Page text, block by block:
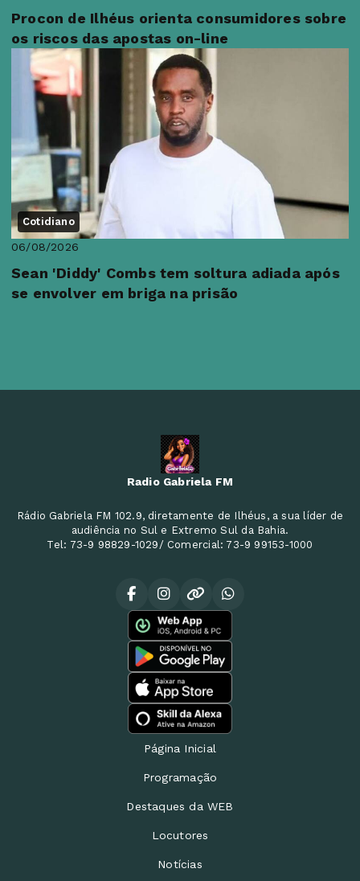
Procon de Ilhéus orienta consumidores sobre
os riscos das apostas on-line
Cotidiano
06/08/2026
Sean 'Diddy' Combs tem soltura adiada após
se envolver em briga na prisão
Radio Gabriela FM
Rádio Gabriela FM 102.9, diretamente de Ilhéus, a sua líder de
audiência no Sul e Extremo Sul da Bahia.
Tel: 73-9 98829-1029/ Comercial: 73-9 99153-1000
Página Inicial
Programação
Destaques da WEB
Locutores
Notícias